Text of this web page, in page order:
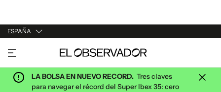
ESPAÑA
URUGUAY
ARGENTINA
ESPAÑA
LA BOLSA EN NUEVO RECORD. Tres claves
para navegar el récord del Super Ibex 35: cero